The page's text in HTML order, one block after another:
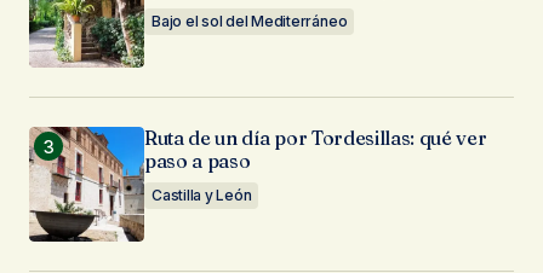
Bajo el sol del Mediterráneo
Ruta de un día por Tordesillas: qué ver
paso a paso
Castilla y León